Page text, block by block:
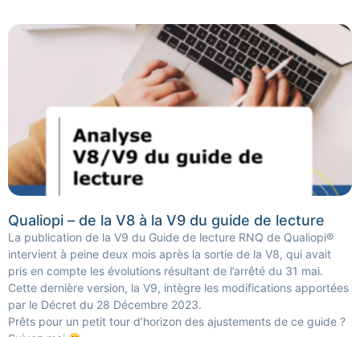
Qualiopi – de la V8 à la V9 du guide de lecture
La publication de la V9 du Guide de lecture RNQ de Qualiopi®
intervient à peine deux mois après la sortie de la V8, qui avait
pris en compte les évolutions résultant de l’arrêté du 31 mai.
Cette dernière version, la V9, intègre les modifications apportées
par le Décret du 28 Décembre 2023.
Prêts pour un petit tour d’horizon des ajustements de ce guide ?